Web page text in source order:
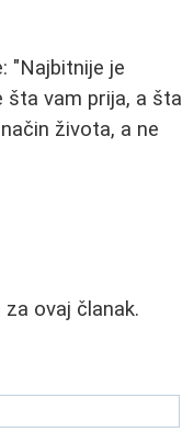
"Najbitnije je
vam prija, a šta
života, a ne
ovaj članak.